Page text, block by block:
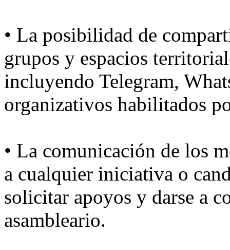
• La posibilidad de
grupos y espacios
incluyendo Telegram,
organizativos habilitados
• La comunicación de los
a cualquier iniciativa o
solicitar apoyos y darse a
asambleario.